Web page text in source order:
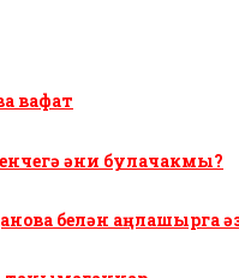
вафат
әни булачакмы?
белән аңлашырга